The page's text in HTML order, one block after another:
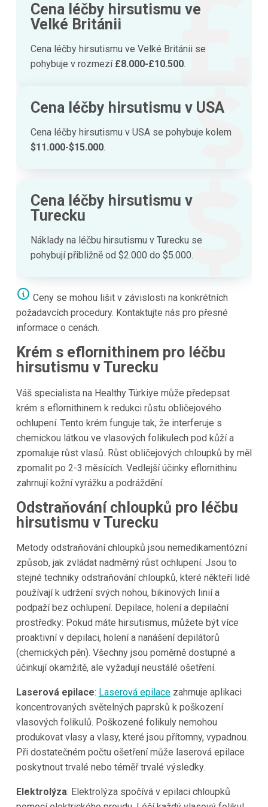
Cena léčby hirsutismu ve
Velké Británii
Cena léčby hirsutismu ve Velké Británii se
pohybuje v rozmezí £8.000-£10.500.
Cena léčby hirsutismu v USA
Cena léčby hirsutismu v USA se pohybuje kolem
$11.000-$15.000.
Cena léčby hirsutismu v
Turecku
Náklady na léčbu hirsutismu v Turecku se
pohybují přibližně od $2.000 do $5.000.
Ceny se mohou lišit v závislosti na konkrétních
požadavcích procedury. Kontaktujte nás pro přesné
informace o cenách.
Krém s eflornithinem pro léčbu
hirsutismu v Turecku
Váš specialista na Healthy Türkiye může předepsat
krém s eflornithinem k redukci růstu obličejového
ochlupení. Tento krém funguje tak, že interferuje s
chemickou látkou ve vlasových folikulech pod kůží a
zpomaluje růst vlasů. Růst obličejových chloupků by měl
zpomalit po 2-3 měsících. Vedlejší účinky eflornithinu
zahrnují kožní vyrážku a podráždění.
Odstraňování chloupků pro léčbu
hirsutismu v Turecku
Metody odstraňování chloupků jsou nemedikamentózní
způsob, jak zvládat nadměrný růst ochlupení. Jsou to
stejné techniky odstraňování chloupků, které někteří lidé
používají k udržení svých nohou, bikinových linií a
podpaží bez ochlupení. Depilace, holení a depilační
prostředky: Pokud máte hirsutismus, můžete být více
proaktivní v depilaci, holení a nanášení depilátorů
(chemických pěn). Všechny jsou poměrně dostupné a
účinkují okamžitě, ale vyžadují neustálé ošetření.
Laserová epilace: Laserová epilacezahrnuje aplikaci
koncentrovaných světelných paprsků k poškození
vlasových folikulů. Poškozené folikuly nemohou
produkovat vlasy a vlasy, které jsou přítomny, vypadnou.
Při dostatečném počtu ošetření může laserová epilace
poskytnout trvalé nebo téměř trvalé výsledky.
Elektrolýza: Elektrolýza spočívá v epilaci chloupků